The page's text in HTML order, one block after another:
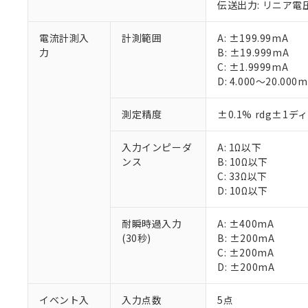
伝送出力: リニア電
電流計測入
力
計測範囲
A: ±199.99mA
B: ±19.999mA
C: ±1.9999mA
D: 4.000～
測定精度 ±0.1% rdg±1ディ
入力インピーダ
ンス
A: 1Ω以下
B: 10Ω以下
C: 33Ω以下
D: 10Ω以下
耐瞬時過入力
(30秒)
A: ±400mA
B: ±200mA
C: ±200mA
D: ±200mA
イベント入
入力点数 5点